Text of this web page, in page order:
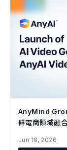
AnyMind
群電商領域融
Jun 18, 2026